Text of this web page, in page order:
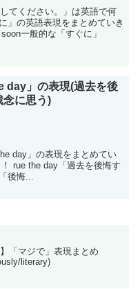
てください。」は英語で何
」の英語表現をまとめていき
一般的な「すぐに」
day」の表現(過去を後
念に思う)
day」の表現をまとめてい
rue the day「過去を後悔す
後悔...
】「マジで」表現まとめ
literary)